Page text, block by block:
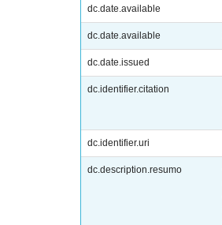
dc.date.available
dc.date.available
dc.date.issued
dc.identifier.citation
dc.identifier.uri
dc.description.resumo